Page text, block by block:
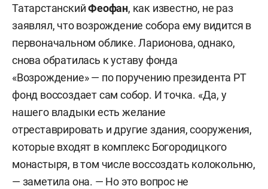
ТатарстанскийФеофан, как известно, не раз
заявлял, что возрождение собора ему видится в
первоначальном облике. Ларионова, однако,
снова обратилась к уставу фонда
«Возрождение» — по поручению президента РТ
фонд воссоздает сам собор. И точка. «Да, у
нашего владыки есть желание
отреставрировать и другие здания, сооружения,
которые входят в комплекс Богородицкого
монастыря, в том числе воссоздать колокольню,
— заметила она. — Но это вопрос не